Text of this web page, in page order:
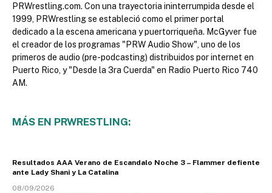
PRWrestling.com. Con una trayectoria ininterrumpida desde el
1999, PRWrestling se estableció como el primer portal
dedicado a la escena americana y puertorriqueña. McGyver fue
el creador de los programas "PRW Audio Show", uno de los
primeros de audio (pre-podcasting) distribuidos por internet en
Puerto Rico, y "Desde la 3ra Cuerda" en Radio Puerto Rico 740
AM.
MÁS EN PRWRESTLING:
Resultados AAA Verano de Escandalo Noche 3 – Flammer defiente
ante Lady Shani y La Catalina
08/09/2026